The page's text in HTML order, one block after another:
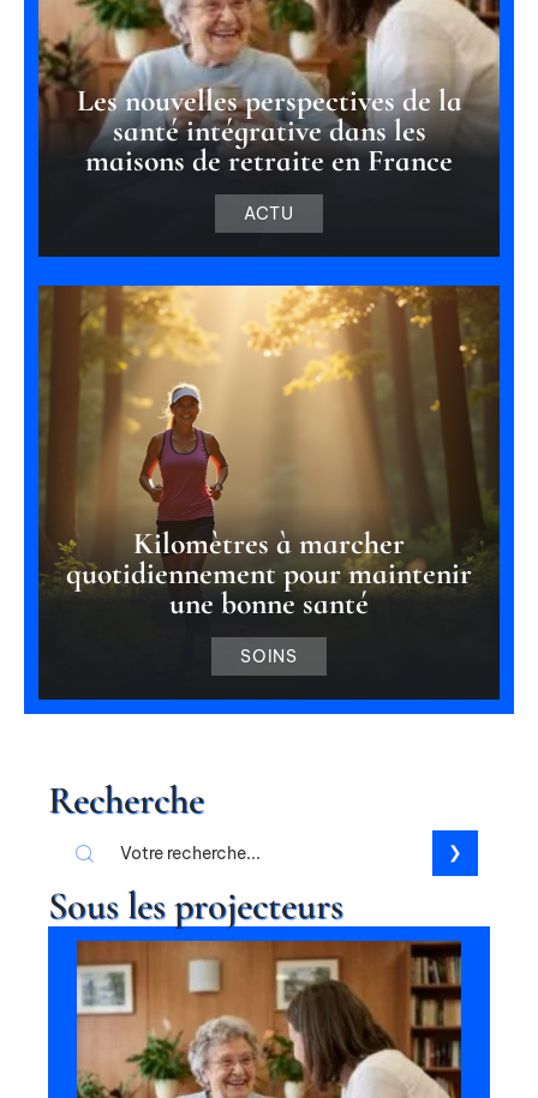
Les nouvelles perspectives de la
santé intégrative dans les
maisons de retraite en France
ACTU
Kilomètres à marcher
quotidiennement pour maintenir
une bonne santé
SOINS
Recherche
Sous les projecteurs